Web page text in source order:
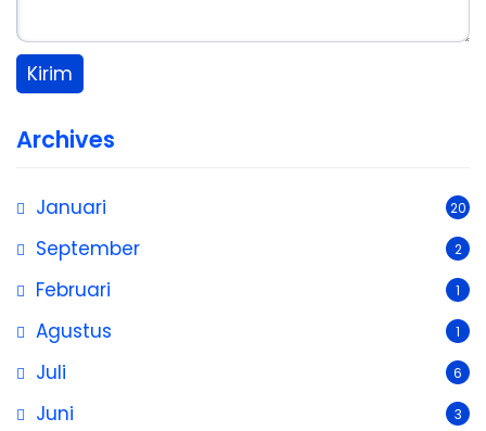
Archives
Januari 20
September 2
Februari 1
Agustus 1
Juli 6
Juni 3